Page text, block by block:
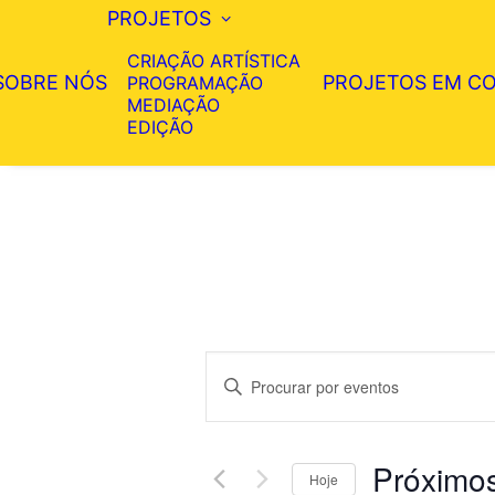
NÓS
PROJETOS
CRIAÇÃO ARTÍSTICA
PROGRAMAÇÃO
MEDIAÇÃO
EDIÇÃO
PROJETOS EM
EVENTOS
PESQUISA
VISUALIZAÇÕES
Introduzir
Procurar
Hoje